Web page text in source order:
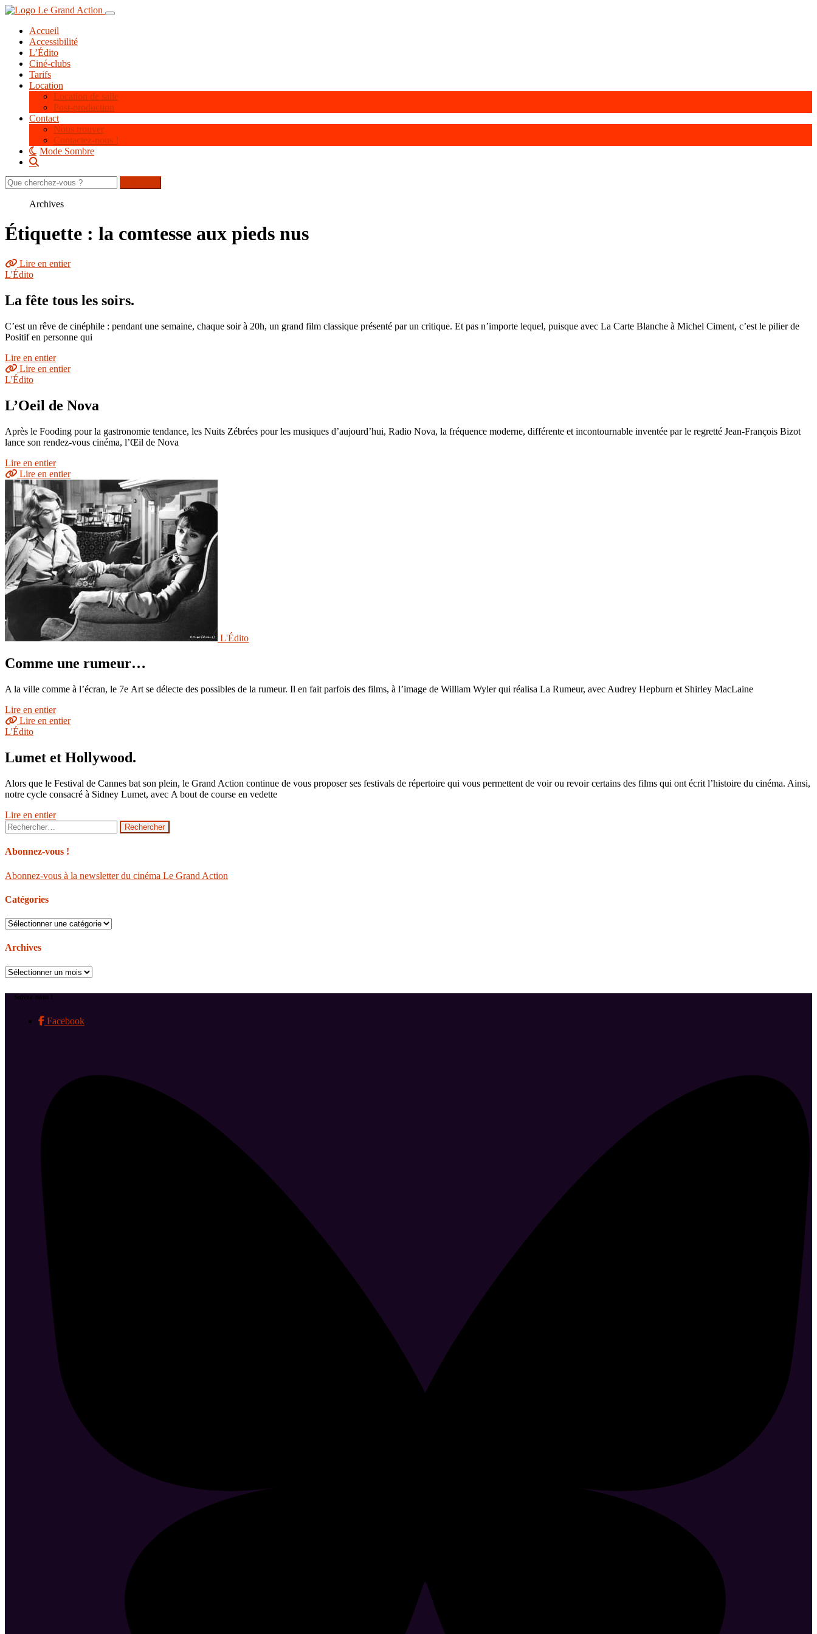
Aller
contenu
principal
Toggle navigation
Accueil
Accessibilité
L’Édito
Ciné-clubs
Tarifs
Location
Location de salle
Post-production
Contact
Nous trouver
Contactez-nous !
Mode Sombre
Rechercher
sur
Archives
Étiquette : la comtesse aux pieds nus
Lire en entier
L'Édito
La fête tous les soirs.
C’est un rêve de cinéphile : pendant une semaine, chaque soir à 20h, un grand film classique présenté par un critique. Et pas n’importe lequel, puisque avec La Carte Blanche à Michel Ciment, c’est le pilier de
Positif en personne qui
Lire en entier
Lire en entier
L'Édito
L’Oeil de Nova
Après le Fooding pour la gastronomie tendance, les Nuits Zébrées pour les musiques d’aujourd’hui, Radio Nova, la fréquence moderne, différente et incontournable inventée par le regretté Jean-François Bizot
lance son rendez-vous cinéma, l’Œil de Nova
Lire en entier
Lire en entier
L'Édito
Comme une rumeur…
A la ville comme à l’écran, le 7e Art se délecte des possibles de la rumeur. Il en fait parfois des films, à l’image de William Wyler qui réalisa La Rumeur, avec Audrey Hepburn et Shirley MacLaine
Lire en entier
Lire en entier
L'Édito
Lumet et Hollywood.
Alors que le Festival de Cannes bat son plein, le Grand Action continue de vous proposer ses festivals de répertoire qui vous permettent de voir ou revoir certains des films qui ont écrit l’histoire du cinéma. Ainsi,
notre cycle consacré à Sidney Lumet, avec A bout de course en vedette
Lire en entier
Rechercher :
Abonnez-vous !
Abonnez-vous à la newsletter du cinéma Le Grand Action
Catégories
Catégories
Archives
Archives
Suivez-nous !
Facebook